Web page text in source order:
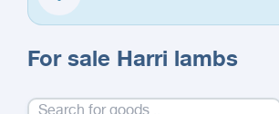
For sale Harri lambs